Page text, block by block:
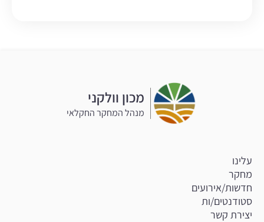
מכון וולקני
מנהל המחקר החקלאי
עלינו
מחקר
חדשות/אירועים
סטודנטים/ות
יצירת קשר